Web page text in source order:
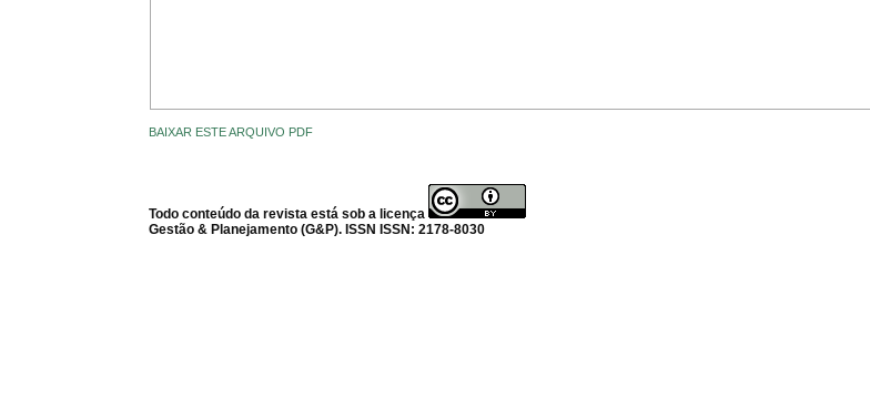
BAIXAR ESTE ARQUIVO PDF
Todo conteúdo da revista está sob a licença
Gestão & Planejamento (G&P). ISSN ISSN: 2178-8030